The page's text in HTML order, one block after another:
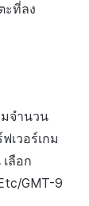
ะที่ลง
มจำนวน
เวอร์เกม
ลือก
GMT-9